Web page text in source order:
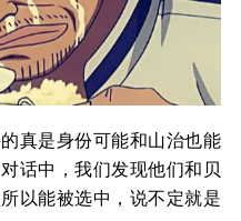
真是身份可能和山治也能
话中，我们发现他们和贝
以能被选中，说不定就是